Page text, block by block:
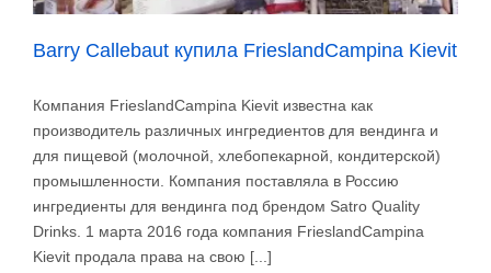
Barry Callebaut купила FrieslandCampina Kievit
Компания FrieslandCampina Kievit известна как
производитель различных ингредиентов для вендинга и
для пищевой (молочной, хлебопекарной, кондитерской)
промышленности. Компания поставляла в Россию
ингредиенты для вендинга под брендом Satro Quality
Drinks. 1 марта 2016 года компания FrieslandCampina
Kievit продала права на свою [...]